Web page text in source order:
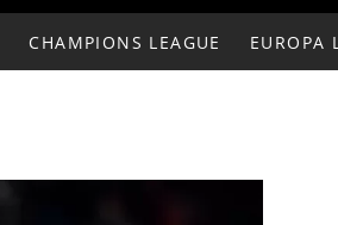
CHAMPIONS LEAGUE EUROPA